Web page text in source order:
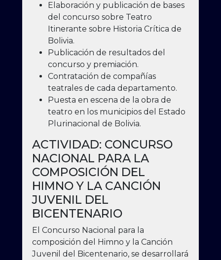
Elaboración y publicación de bases
del concurso sobre Teatro
Itinerante sobre Historia Crítica de
Bolivia.
Publicación de resultados del
concurso y premiación.
Contratación de compañías
teatrales de cada departamento.
Puesta en escena de la obra de
teatro en los municipios del Estado
Plurinacional de Bolivia.
ACTIVIDAD: CONCURSO
NACIONAL PARA LA
COMPOSICIÓN DEL
HIMNO Y LA CANCIÓN
JUVENIL DEL
BICENTENARIO
El Concurso Nacional para la
composición del Himno y la Canción
Juvenil del Bicentenario, se desarrollará